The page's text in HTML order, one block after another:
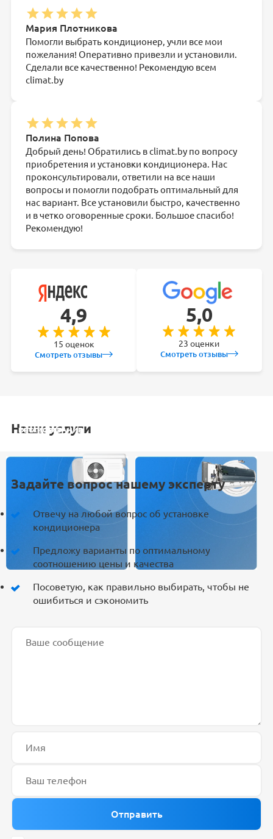
Мария Плотникова
Помогли выбрать кондиционер, учли все мои
пожелания! Оперативно привезли и установили.
Сделали все качественно! Рекомендую всем
climat.by
Полина Попова
Добрый день! Обратились в climat.by по вопросу
приобретения и установки кондиционера. Нас
проконсультировали, ответили на все наши
вопросы и помогли подобрать оптимальный для
нас вариант. Все установили быстро, качественно
и в четко оговоренные сроки. Большое спасибо!
Рекомендую!
4,9
15 оценок
Смотреть отзывы
5,0
23 оценки
Смотреть отзывы
Наши услуги
УСТАНОВКА
ОБСЛУЖИВАНИЕ
Задайте вопрос нашему эксперту
Отвечу на любой вопрос об установке
кондиционера
Предложу варианты по оптимальному
соотношению цены и качества
Посоветую, как правильно выбирать, чтобы не
ошибиться и сэкономить